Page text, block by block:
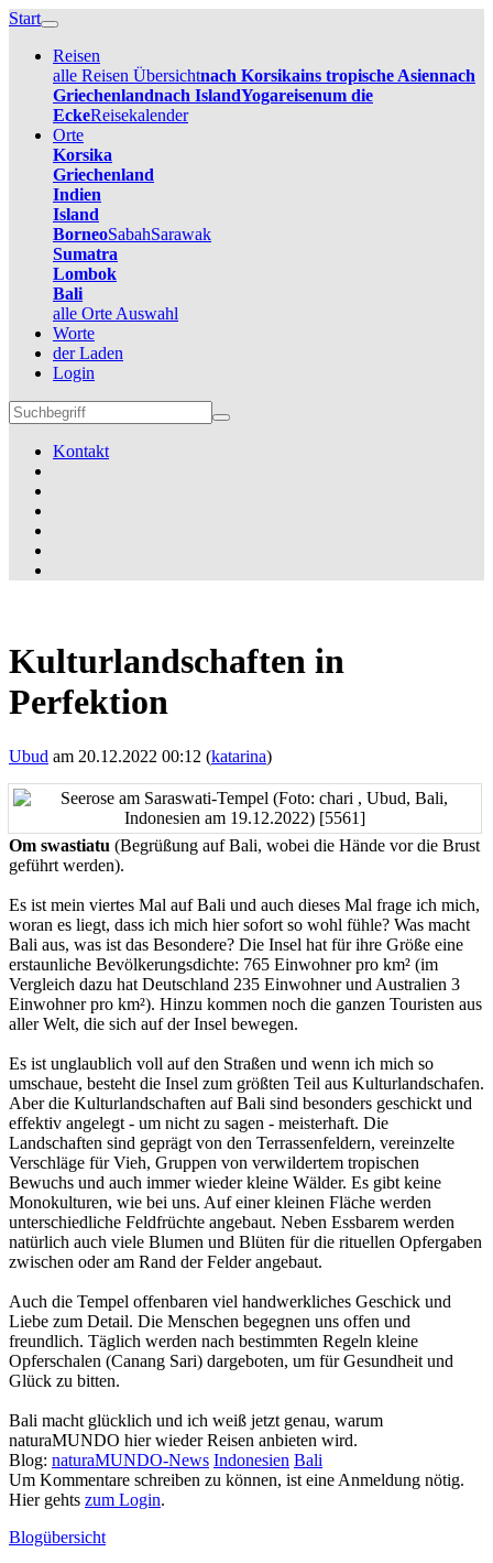
Start
Reisen
alle Reisen Übersichtnach Korsikains tropische Asiennach
Griechenlandnach IslandYogareisenum die
EckeReisekalender
Orte
Korsika
Griechenland
Indien
Island
BorneoSabahSarawak
Sumatra
Lombok
Bali
alle Orte Auswahl
Worte
der Laden
Login
Kontakt
Kulturlandschaften in
Perfektion
Ubud am 20.12.2022 00:12 (katarina)
Om swastiatu (Begrüßung auf Bali, wobei die Hände vor die Brust
geführt werden).
Es ist mein viertes Mal auf Bali und auch dieses Mal frage ich mich,
woran es liegt, dass ich mich hier sofort so wohl fühle? Was macht
Bali aus, was ist das Besondere? Die Insel hat für ihre Größe eine
erstaunliche Bevölkerungsdichte: 765 Einwohner pro km² (im
Vergleich dazu hat Deutschland 235 Einwohner und Australien 3
Einwohner pro km²). Hinzu kommen noch die ganzen Touristen aus
aller Welt, die sich auf der Insel bewegen.
Es ist unglaublich voll auf den Straßen und wenn ich mich so
umschaue, besteht die Insel zum größten Teil aus Kulturlandschafen.
Aber die Kulturlandschaften auf Bali sind besonders geschickt und
effektiv angelegt - um nicht zu sagen - meisterhaft. Die
Landschaften sind geprägt von den Terrassenfeldern, vereinzelte
Verschläge für Vieh, Gruppen von verwildertem tropischen
Bewuchs und auch immer wieder kleine Wälder. Es gibt keine
Monokulturen, wie bei uns. Auf einer kleinen Fläche werden
unterschiedliche Feldfrüchte angebaut. Neben Essbarem werden
natürlich auch viele Blumen und Blüten für die rituellen Opfergaben
zwischen oder am Rand der Felder angebaut.
Auch die Tempel offenbaren viel handwerkliches Geschick und
Liebe zum Detail. Die Menschen begegnen uns offen und
freundlich. Täglich werden nach bestimmten Regeln kleine
Opferschalen (Canang Sari) dargeboten, um für Gesundheit und
Glück zu bitten.
Bali macht glücklich und ich weiß jetzt genau, warum
naturaMUNDO hier wieder Reisen anbieten wird.
Blog: naturaMUNDO-News Indonesien Bali
Um Kommentare schreiben zu können, ist eine Anmeldung nötig.
Hier gehts zum Login.
Blogübersicht